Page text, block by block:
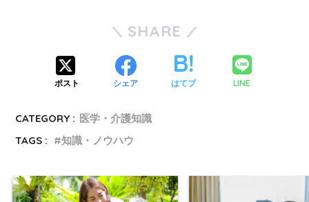
SHARE
ポスト シェア はてブ LINE
CATEGORY : 医学・介護知識
TAGS :
知識・ノウハウ